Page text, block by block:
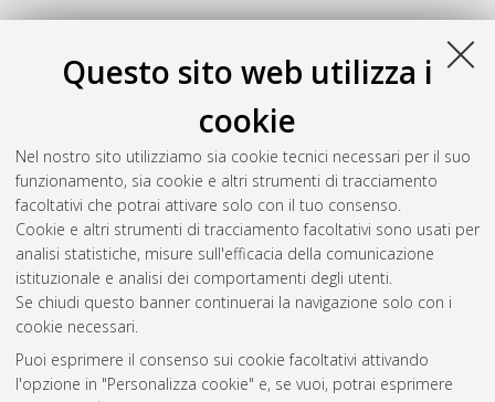
Questo sito web utilizza i
cookie
Nel nostro sito utilizziamo sia cookie tecnici necessari per il suo
funzionamento, sia cookie e altri strumenti di tracciamento
facoltativi che potrai attivare solo con il tuo consenso.
Cookie e altri strumenti di tracciamento facoltativi sono usati per
analisi statistiche, misure sull'efficacia della comunicazione
istituzionale e analisi dei comportamenti degli utenti.
Se chiudi questo banner continuerai la navigazione solo con i
cookie necessari.
Puoi esprimere il consenso sui cookie facoltativi attivando
l'opzione in "Personalizza cookie" e, se vuoi, potrai esprimere
Gestione del documento:
Atom
Rss 1.0